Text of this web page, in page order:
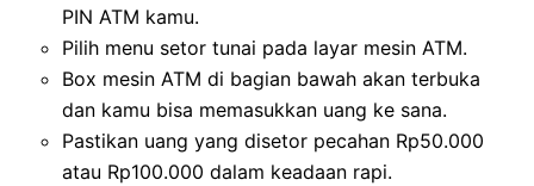
PIN ATM kamu.
Pilih menu setor tunai pada layar mesin ATM.
Box mesin ATM di bagian bawah akan terbuka
dan kamu bisa memasukkan uang ke sana.
Pastikan uang yang disetor pecahan Rp50.000
atau Rp100.000 dalam keadaan rapi.